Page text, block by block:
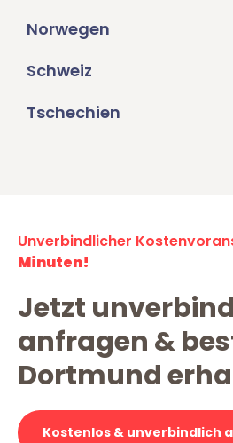
Norwegen
Schweiz
Tschechien
Unverbindlicher
Minuten!
Jetzt
anfragen &
Dortmund
Kostenlos & unverbindlich